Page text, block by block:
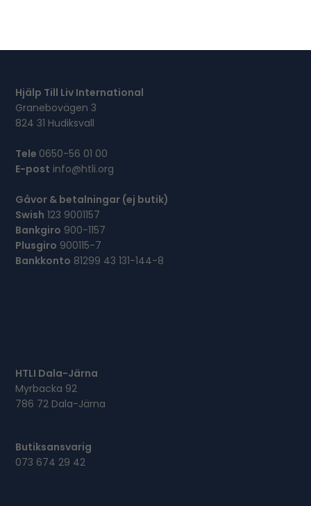
E
Hjälp Till Liv International
Granebovägen 3
824 31 Hudiksvall
Tele 0650-56 01 00
E-post info@htli.org
Gåvor & betalningar (ej butik)
Swish 123 9001157
Bankgiro 900-1157
Plusgiro 900115-7
Bankkonto 81299 43 131-144-8
HTLI Dala-Järna
Myrbacka 92
786 72 Dala-Järna
Butiksansvarig
073 674 29 42